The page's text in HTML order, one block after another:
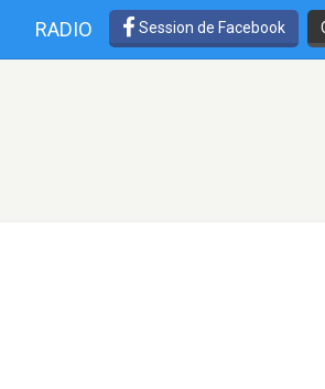
RADIO Session de Facebook